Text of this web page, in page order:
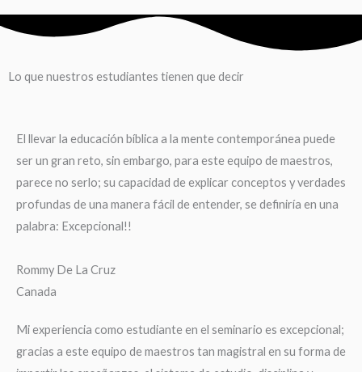
Lo que nuestros estudiantes tienen que decir
El llevar la educación bíblica a la mente contemporánea puede
ser un gran reto, sin embargo, para este equipo de maestros,
parece no serlo; su capacidad de explicar conceptos y verdades
profundas de una manera fácil de entender, se definiría en una
palabra: Excepcional!!
Rommy De La Cruz
Canada
Mi experiencia como estudiante en el seminario es excepcional;
gracias a este equipo de maestros tan magistral en su forma de